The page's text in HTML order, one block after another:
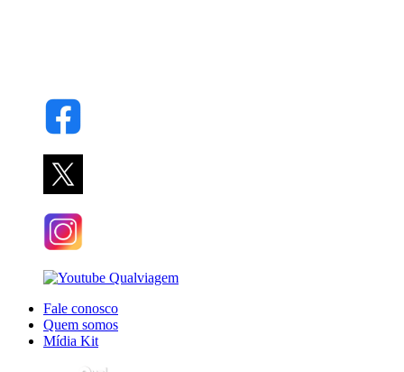
Fale conosco
Quem somos
Mídia Kit